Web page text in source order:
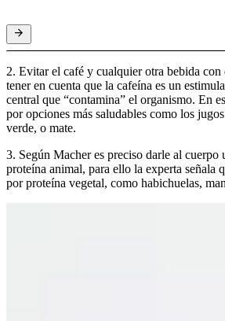
2. Evitar el café y cualquier otra bebida con
tener en cuenta que la cafeína es un
central que “contamina” el organismo. En
por opciones más saludables como los
verde, o mate.
3. Según Macher es preciso darle al cuerpo
proteína animal, para ello la experta señala
por proteína vegetal, como habichuelas,